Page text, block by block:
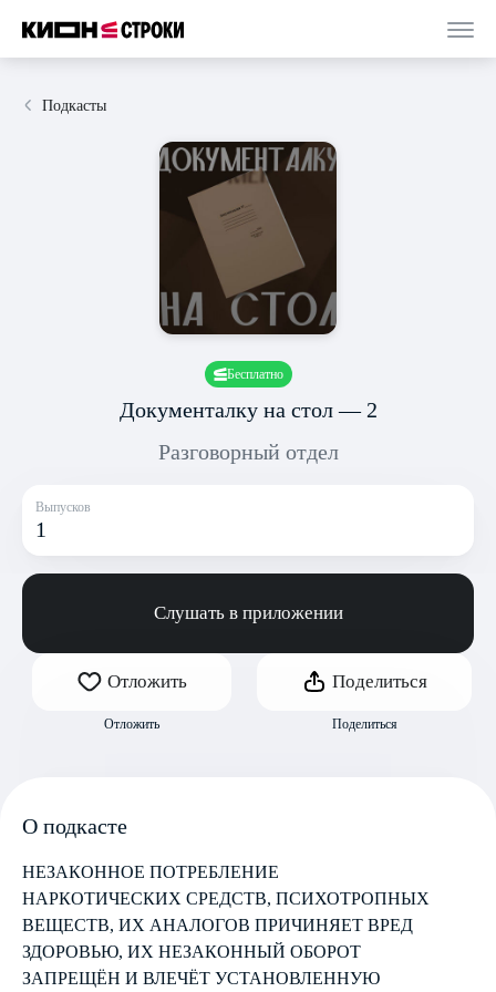
Подкасты
Бесплатно
Документалку на стол — 2
Разговорный отдел
Выпусков
1
Слушать в приложении
Отложить
Отложить
Поделиться
Поделиться
О подкасте
НЕЗАКОННОЕ ПОТРЕБЛЕНИЕ
НАРКОТИЧЕСКИХ СРЕДСТВ, ПСИХОТРОПНЫХ
ВЕЩЕСТВ, ИХ АНАЛОГОВ ПРИЧИНЯЕТ ВРЕД
ЗДОРОВЬЮ, ИХ НЕЗАКОННЫЙ ОБОРОТ
ЗАПРЕЩЁН И ВЛЕЧЁТ УСТАНОВЛЕННУЮ